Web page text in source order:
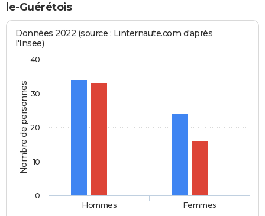
le-Guérétois
Nombre de personnes
Données 2022 (source : Linternaute.com d'après
l'Insee)
Hommes Femmes
0
10
20
30
40